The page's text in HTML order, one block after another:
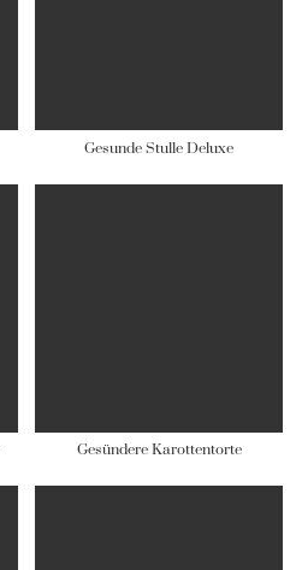
Gesunde Stulle Deluxe
Gesündere Karottentorte